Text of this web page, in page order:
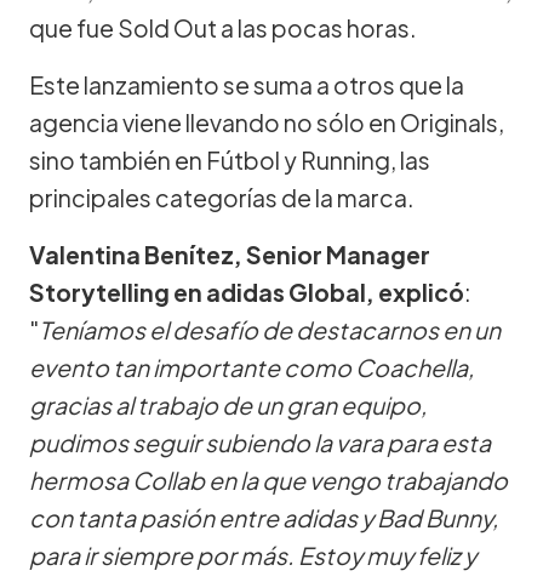
que fue Sold Out a las pocas horas.
Este lanzamiento se suma a otros que la
agencia viene llevando no sólo en Originals,
sino también en Fútbol y Running, las
principales categorías de la marca.
Valentina Benítez, Senior Manager
Storytelling en adidas Global, explicó:
"Teníamos el desafío de destacarnos en un
evento tan importante como Coachella,
gracias al trabajo de un gran equipo,
pudimos seguir subiendo la vara para esta
hermosa Collab en la que vengo trabajando
con tanta pasión entre adidas y Bad Bunny,
para ir siempre por más. Estoy muy feliz y